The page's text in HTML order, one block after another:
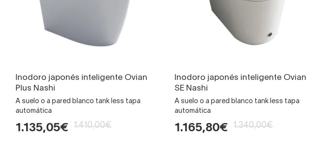
Inodoro japonés inteligente Ovian
Plus Nashi
A suelo o a pared blanco tank less tapa
automática
1.135,05€ 1.410,00€
Inodoro japonés inteligente Ovian
SE Nashi
A suelo o a pared blanco tank less tapa
automática
1.165,80€ 1.340,00€